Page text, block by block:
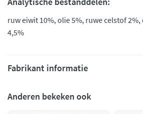
ruw eiwit 10%, olie 5%, ruwe celstof
4,5%
Fabrikant informatie
Anderen bekeken ook